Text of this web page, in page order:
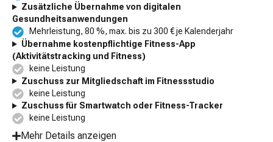
Zusätzliche Übernahme von digitalen
Gesundheitsanwendungen
Mehrleistung, 80 %, max. bis zu 300 € je Kalenderjahr
Übernahme kostenpflichtige Fitness-App
(Aktivitätstracking und Fitness)
keine Leistung
Zuschuss zur Mitgliedschaft im Fitnessstudio
keine Leistung
Zuschuss für Smartwatch oder Fitness-Tracker
keine Leistung
Mehr Details anzeigen